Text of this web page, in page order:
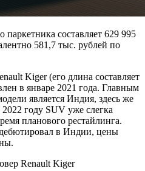
составляет 629 995
581,7 тыс. рублей по
Kiger (его длина составляет
в январе 2021 года. Главным
является Индия, здесь же
году SUV уже слегка
планового рестайлинга.
в Индии, цены
Renault Kiger